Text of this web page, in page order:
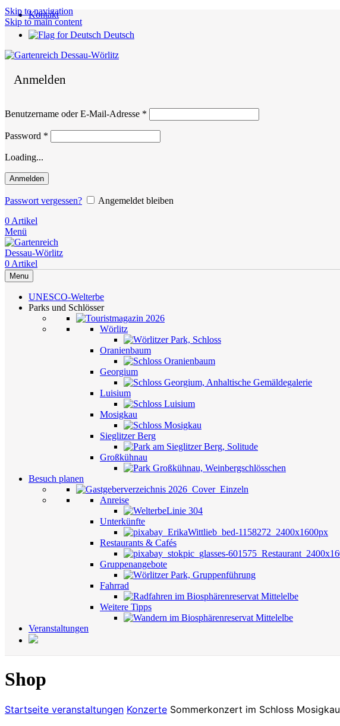
Skip to navigation
Skip to main content
Kontakt
Deutsch
Anmelden
Benutzername oder E-Mail-Adresse *
Password *
Loading...
Anmelden
Passwort vergessen?
Angemeldet bleiben
0 Artikel
Menü
0 Artikel
Menu
UNESCO-Welterbe
Parks und Schlösser
Wörlitz
Oranienbaum
Georgium
Luisium
Mosigkau
Sieglitzer Berg
Großkühnau
Besuch planen
Anreise
Unterkünfte
Restaurants & Cafés
Gruppenangebote
Fahrrad
Weitere Tipps
Veranstaltungen
Shop
Startseite veranstaltungen Konzerte Sommerkonzert im Schloss Mosigkau